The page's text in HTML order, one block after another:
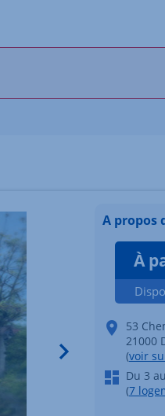
Image du bien
A propos
À
53
21000
(voir
Du 3
(7